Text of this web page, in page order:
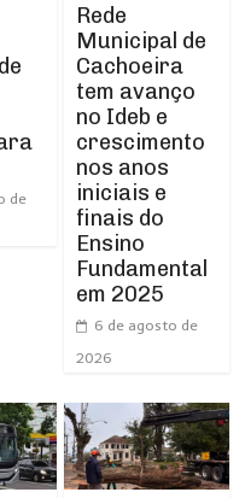
de
Rede
Municipal de
Cachoeira
tem avanço
no Ideb e
crescimento
nos anos
iniciais e
finais do
Ensino
Fundamental
em 2025
6 de agosto de
2026